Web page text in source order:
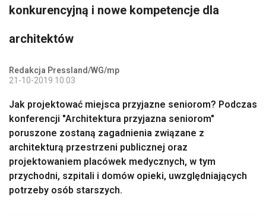
konkurencyjną i nowe kompetencje dla
architektów
Redakcja Pressland/WG/mp
21-10-2019 10:03
Jak projektować miejsca przyjazne seniorom? Podczas
konferencji "Architektura przyjazna seniorom"
poruszone zostaną zagadnienia związane z
architekturą przestrzeni publicznej oraz
projektowaniem placówek medycznych, w tym
przychodni, szpitali i domów opieki, uwzględniających
potrzeby osób starszych.